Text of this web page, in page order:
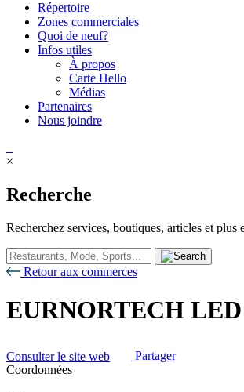
Répertoire
Zones commerciales
Quoi de neuf?
Infos utiles
À propos
Carte Hello
Médias
Partenaires
Nous joindre
×
Recherche
Recherchez services, boutiques, articles et plus
Retour aux commerces
EURNORTECH
Consulter le site web
Partager
Coordonnées